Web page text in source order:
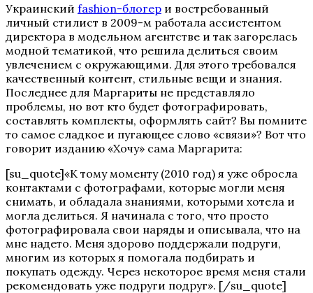
Украинский fashion-блогер и востребованный
личный стилист в 2009-м работала ассистентом
директора в модельном агентстве и так загорелась
модной тематикой, что решила делиться своим
увлечением с окружающими. Для этого требовался
качественный контент, стильные вещи и знания.
Последнее для Маргариты не представляло
проблемы, но вот кто будет фотографировать,
составлять комплекты, оформлять сайт? Вы помните
то самое сладкое и пугающее слово «связи»? Вот что
говорит изданию «Хочу» сама Маргарита:
[su_quote]«К тому моменту (2010 год) я уже обросла
контактами с фотографами, которые могли меня
снимать, и обладала знаниями, которыми хотела и
могла делиться. Я начинала с того, что просто
фотографировала свои наряды и описывала, что на
мне надето. Меня здорово поддержали подруги,
многим из которых я помогала подбирать и
покупать одежду. Через некоторое время меня стали
рекомендовать уже подруги подруг». [/su_quote]